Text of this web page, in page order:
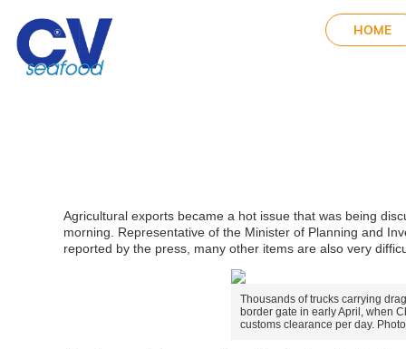
HOME
Agricultural exports became a hot issue that was being
morning. Representative of the Minister of Planning and
reported by the press, many other items are also very
Thousands of trucks carrying
border gate in early April, when
customs clearance per day.